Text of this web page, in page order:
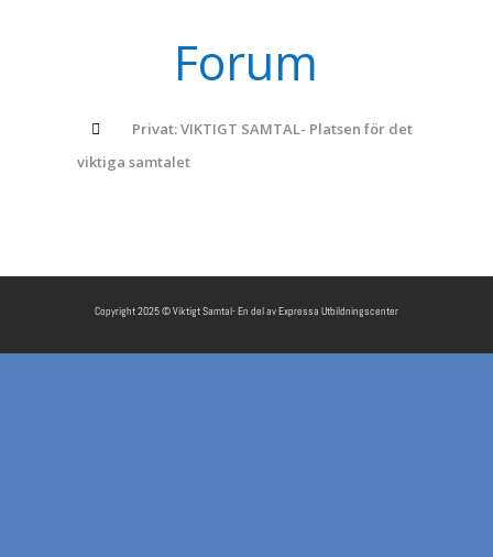
Forum
Privat: VIKTIGT SAMTAL- Platsen för det
viktiga samtalet
Copyright 2025 © Viktigt Samtal- En del av Expressa Utbildningscenter